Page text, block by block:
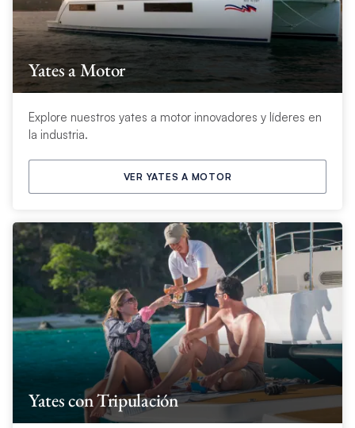
Yates a Motor
Explore nuestros yates a motor innovadores y líderes en
la industria.
VER YATES A MOTOR
Yates con Tripulación